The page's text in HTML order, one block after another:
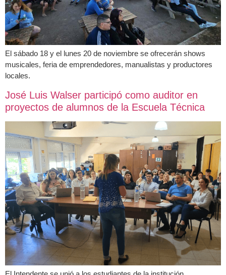
El sábado 18 y el lunes 20 de noviembre se ofrecerán shows
musicales, feria de emprendedores, manualistas y productores
locales.
José Luis Walser participó como auditor en
proyectos de alumnos de la Escuela Técnica